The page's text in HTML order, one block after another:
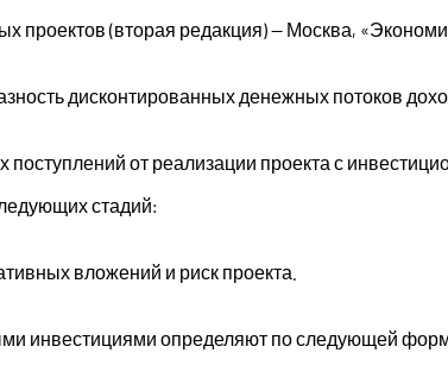
проектов (вторая редакция) — Москва,
дисконтированных денежных потоков
от реализации проекта с
стадий:
вложений и риск проекта.
инвестициями определяют по следующей